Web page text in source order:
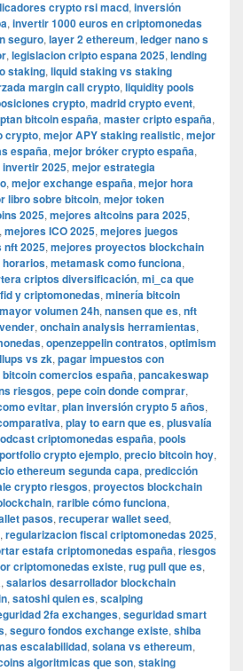
crypto rsi macd, inversión
, invertir 1000 euros en criptomonedas
seguro, layer 2 ethereum, ledger nano s
, legislacion cripto espana 2025, lending
staking, liquid staking vs staking
margin call crypto, liquidity pools
crypto, madrid crypto event,
bitcoin españa, master cripto españa,
crypto, mejor APY staking realistic, mejor
españa, mejor bróker crypto españa,
2025, mejor estrategia
, mejor exchange españa, mejor hora
libro sobre bitcoin, mejor token
2025, mejores altcoins para 2025,
, mejores ICO 2025, mejores juegos
nft 2025, mejores proyectos blockchain
, metamask como funciona,
criptos diversificación, mi_ca que
y criptomonedas, minería bitcoin
volumen 24h, nansen que es, nft
, onchain analysis herramientas,
, openzeppelin contratos, optimism
vs zk, pagar impuestos con
bitcoin comercios españa, pancakeswap
riesgos, pepe coin donde comprar,
evitar, plan inversión crypto 5 años,
, play to earn que es, plusvalía
criptomonedas españa, pools
portfolio crypto ejemplo, precio bitcoin hoy,
ethereum segunda capa, predicción
crypto riesgos, proyectos blockchain
, rarible cómo funciona,
pasos, recuperar wallet seed,
, regularizacion fiscal criptomonedas 2025,
estafa criptomonedas españa, riesgos
criptomonedas existe, rug pull que es,
, salarios desarrollador blockchain
, satoshi quien es, scalping
2fa exchanges, seguridad smart
, seguro fondos exchange existe, shiba
escalabilidad, solana vs ethereum,
algoritmicas que son, staking